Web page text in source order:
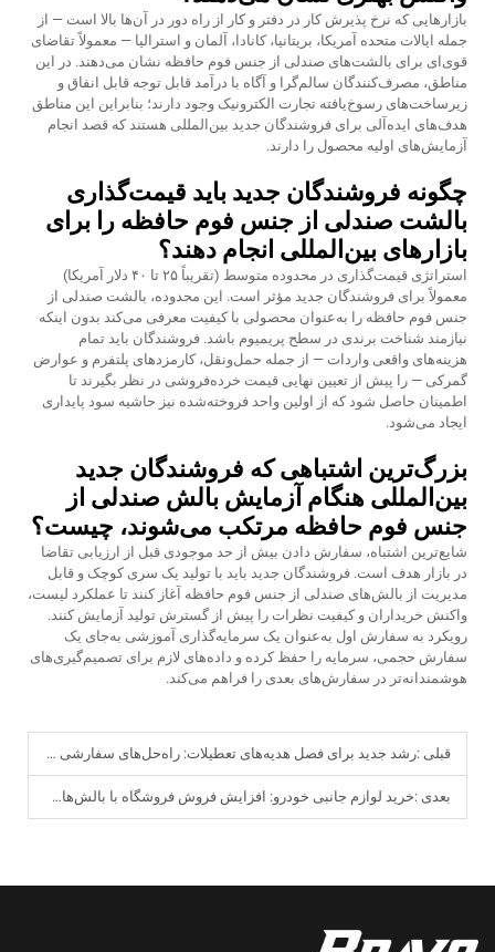
بازارهایی که نرخ پذیرش کار در دفتر و کار از راه دور در آن‌ها بالا است — از
جمله ایالات متحده آمریکا، بریتانیا، کانادا، آلمان و استرالیا — معمولاً تقاضای
قوی‌ای برای بالشت‌های صندلی از جنس فوم حافظه نشان می‌دهند. در این
مناطق، مصرف‌کنندگان سالم‌گرا و آگاه با درآمد قابل توجه قابل انفاق و
زیرساخت‌های رسوخ‌یافته تجارت الکترونیک وجود دارند؛ بنابراین این مناطق
هدف‌های ایده‌آلی برای فروشندگان جدید بین‌المللی هستند که قصد انجام
آزمایش‌های اولیه محصول را دارند.
چگونه فروشندگان جدید باید قیمت‌گذاری
بالشت صندلی از جنس فوم حافظه را برای
بازارهای بین‌المللی انجام دهند؟
استراتژی قیمت‌گذاری در محدوده متوسط (تقریباً ۲۵ تا ۴۰ دلار آمریکا)
معمولاً برای فروشندگان جدید مؤثر است. این محدوده، بالشت صندلی از
جنس فوم حافظه را به‌عنوان محصولی با کیفیت معرفی می‌کند بدون اینکه
نیازمند شناخت برندی در سطح پریمیوم باشد. فروشندگان باید تمام
هزینه‌های واقعی واردات — از جمله حمل‌ونقل، کارمزدهای پلتفرم و عوارض
گمرکی — را پیش از تعیین نهایی قیمت خرده‌فروشی در نظر بگیرند تا
اطمینان حاصل شود که از اولین واحد فروخته‌شده نیز حاشیه سود پایداری
ایجاد می‌شود.
بزرگ‌ترین اشتباهی که فروشندگان جدید
بین‌المللی هنگام آزمایش بالش صندلی از
جنس فوم حافظه مرتکب می‌شوند، چیست؟
شایع‌ترین اشتباه، سفارش دادن بیش از حد موجودی قبل از ارزیابی تقاضا
در بازار هدف است. فروشندگان جدید باید با تولید یک سری کوچک و قابل
مدیریت از بالش‌های صندلی از جنس فوم حافظه آغاز کنند تا عملکرد لیست،
واکنش خریداران و کیفیت نظرات را پیش از گسترش تولید آزمایش کنند.
رویکرد به سفارش اول به‌عنوان یک سرمایه‌گذاری آموزشی به‌جای یک
سفارش حجمی، سرمایه را حفظ کرده و داده‌های لازم برای تصمیم‌گیری‌های
هوشمندانه‌تر در سفارش‌های بعدی را فراهم می‌کند.
قبلی :رشد جدید برای فصل هدیه‌های تعطیلات: راه‌حل‌های سفارشی تولید به قرارداد (OEM) با حجم کم برای محصولات کوچک از فوم حافظه‌دار
بعدی :خرید لوازم جانبی خودرو: افزایش فروش فروشگاه با بالش‌های خودرویی از جنس فوم حافظ‌حافظه